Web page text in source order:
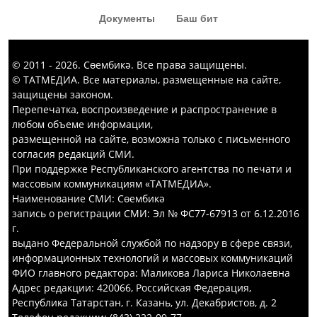
Документы Баш бит
© 2011 - 2026. Сөембикә. Все права защищены.
© ТАТМЕДИА. Все материалы, размещенные на сайте,
защищены законом.
Перепечатка, воспроизведение и распространение в
любом объеме информации,
размещенной на сайте, возможна только с письменного
согласия редакций СМИ.
При поддержке Республиканского агентства по печати и
массовым коммуникациям «ТАТМЕДИА».
Наименование СМИ: Сөембикә
запись о регистрации СМИ: Эл № ФС77-67913 от 6.12.2016
г.
выдано Федеральной службой по надзору в сфере связи,
информационных технологий и массовых коммуникаций
ФИО главного редактора: Маликова Лариса Николаевна
Адрес редакции: 420066, Российская Федерация,
Республика Татарстан, г. Казань, ул. Декабристов, д. 2